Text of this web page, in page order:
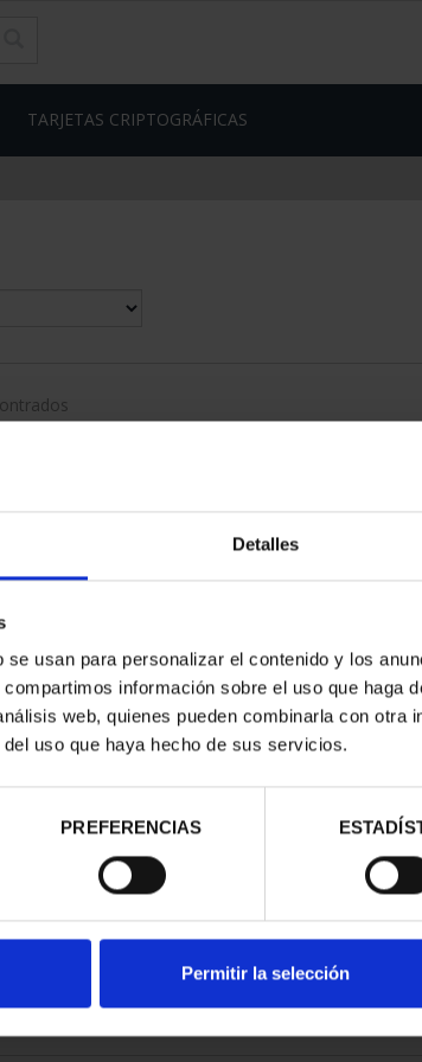
Detalles
usan para personalizar el contenido y los
información sobre el uso que haga
web, quienes pueden combinarla con otra
uso que haya hecho de sus servicios.
PREFERENCIAS
Permitir la selección
TARJETAS CRIPTOGRÁFICAS
I -